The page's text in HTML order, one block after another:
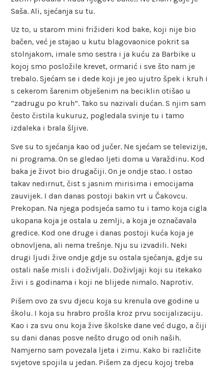
Saša. Ali, sjećanja su tu.
Uz to, u starom mini frižideri kod bake, koji nije bio
bačen, već je stajao u kutu blagovaonice pokrit sa
stolnjakom, imale smo sestra i ja kuću za Barbike u
kojoj smo posložile krevet, ormarić i sve što nam je
trebalo. Sjećam se i dede koji je jeo ujutro špek i kruh i
s cekerom šarenim obješenim na beciklin otišao u
“zadrugu po kruh”. Tako su nazivali dućan. S njim sam
često čistila kukuruz, pogledala svinje tu i tamo
izdaleka i brala šljive.
Sve su to sjećanja kao od jučer. Ne sjećam se televizije,
ni programa. On se gledao ljeti doma u Varaždinu. Kod
baka je život bio drugačiji. On je ondje stao. I ostao
takav nedirnut, čist s jasnim mirisima i emocijama
zauvijek. I dan danas postoji bakin vrt u Čakovcu.
Prekopan. Na njega podsjeća samo tu i tamo koja cigla
ukopana koja je ostala u zemlji, a koja je označavala
gredice. Kod one druge i danas postoji kuća koja je
obnovljena, ali nema trešnje. Nju su izvadili. Neki
drugi ljudi žive ondje gdje su ostala sjećanja, gdje su
ostali naše misli i doživljali. Doživljaji koji su itekako
živi i s godinama i koji ne blijede nimalo. Naprotiv.
Pišem ovo za svu djecu koja su krenula ove godine u
školu. I koja su hrabro prošla kroz prvu socijalizaciju.
Kao i za svu onu koja žive školske dane već dugo, a čiji
su dani danas posve nešto drugo od onih naših.
Namjerno sam povezala ljeta i zimu. Kako bi različite
svjetove spojila u jedan. Pišem za djecu kojoj treba